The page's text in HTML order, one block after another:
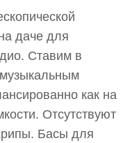
даче для
Ставим в
как на
Отсутствуют
Басы для